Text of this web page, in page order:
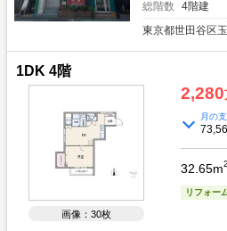
問い合わせはお気軽にどうぞ。 不動産売買の
す。
総階数
4階建
東京都世田谷区
1DK 4階
画像：30枚
2,280
月の
32.65m2
リフォー